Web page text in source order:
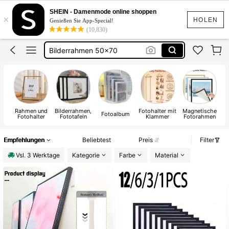
HOLEN
×
SHEIN - Damenmode online shoppen
Genießen Sie App-Special!
(10,830)
Bilderrahmen
Fotoalbum
Bilderrahmen 50×70
Bilderrahmen 40x60
Bilderrahmen
Rahmen und
Fotohalter
Bilderrahmen,
Fototafeln Fotoalbum Fotohalter mit
Klammer
Magnetische
Fotorahmen
Empfehlungen Beliebtest Preis
Filter
Vsl. 3 Werktage
Kategorie Farbe Material